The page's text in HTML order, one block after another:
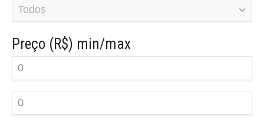
Preço (R$) min/max